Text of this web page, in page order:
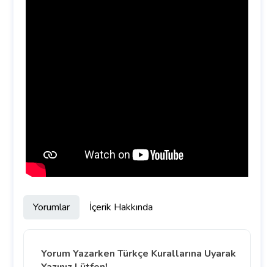
Yorumlar İçerik Hakkında
Yorum Yazarken Türkçe Kurallarına Uyarak